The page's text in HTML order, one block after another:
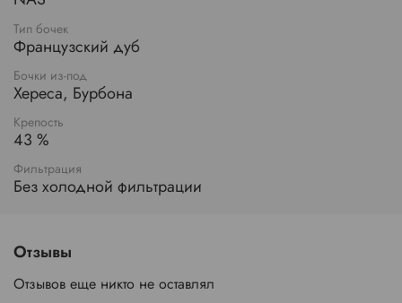
Тип бочек
Французский дуб
Бочки из-под
Хереса, Бурбона
Крепость
43 %
Фильтрация
Без холодной фильтрации
Отзывы
Отзывов еще никто не оставлял